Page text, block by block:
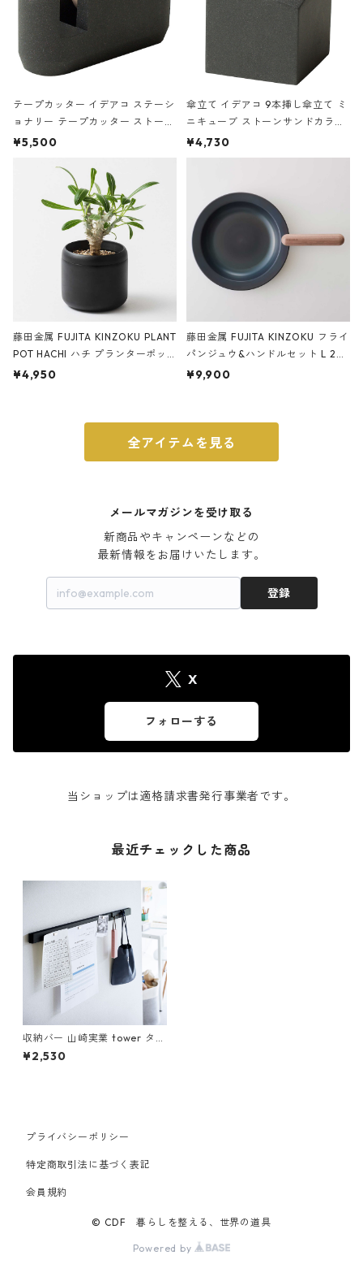
テープカッター イデアコ ステーシ
ョナリー テープカッター ストーン
サンドカラー 石調 ideaco Station
¥5,500
傘立て イデアコ 9本挿し傘立て ミ
ニキューブ ストーンサンドカラー
石調 ideaco Umbrella Stand CUB
E ストーンサンドブラック
¥4,730
藤田金属 FUJITA KINZOKU PLANT
POT HACHI ハチ プランターポッ
ト 3号 ブラック
¥4,950
藤田金属 FUJITA KINZOKU フライ
パンジュウ&ハンドルセット L 24c
m ガス火・IH対応 鉄フライパン
¥9,900
全アイテムを見る
メールマガジンを受け取る
新商品やキャンペーンなどの
最新情報をお届けいたします。
登録
X
フォローする
当ショップは適格請求書発行事業者です。
最近チェックした商品
収納バー 山崎実業 tower タワ
ー 石こうボード壁対応マグネ
ット用スチールバー ブラック
¥2,530
プライバシーポリシー
特定商取引法に基づく表記
会員規約
© CDF 暮らしを整える、世界の道具
Powered by